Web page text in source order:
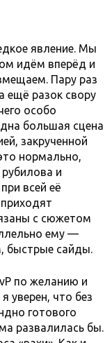
явление. Мы
идём вперёд и
Пару раз
ещё разок свору
особо
большая сцена
закрученной
нормально,
и
всей её
с сюжетом
ему —
быстрые сайды.
по желанию и
уверен, что без
готового
развалилась бы.